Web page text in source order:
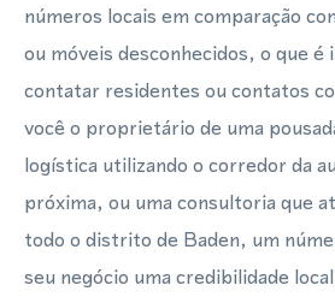
números locais em comparação
ou móveis desconhecidos, o que
contatar residentes ou contatos
você o proprietário de uma
logística utilizando o corredor da
próxima, ou uma consultoria que
todo o distrito de Baden, um
seu negócio uma credibilidade